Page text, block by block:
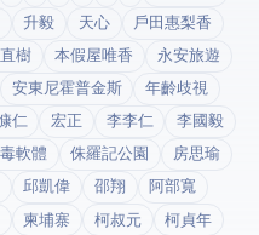
升毅 天心
戶田惠梨香
樹 本假屋唯香
永安旅遊
安東尼霍普金斯
年齡歧視
仁 宏正 李李仁
李國毅
軟體 侏羅記公園
房思瑜
邱凱偉 邵翔
阿部寬
柬埔寨 柯叔元
柯貞年